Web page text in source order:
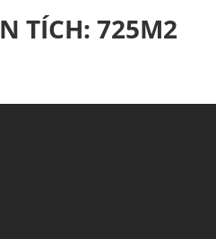
TÍCH: 725M2